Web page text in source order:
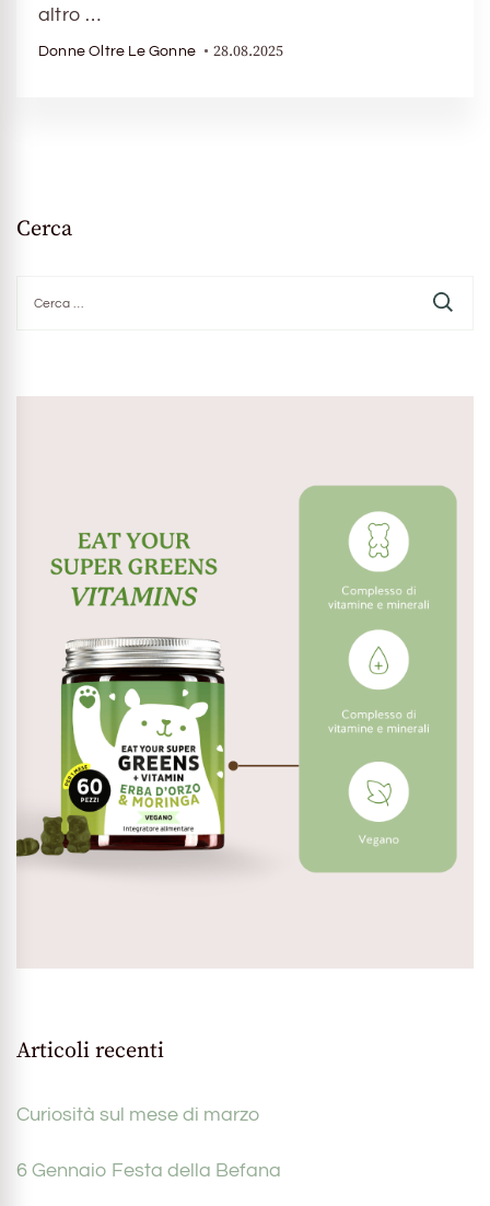
altro …
Donne Oltre Le Gonne 28.08.2025
Cerca
per:
Articoli recenti
Curiosità sul mese di marzo
6 Gennaio Festa della Befana